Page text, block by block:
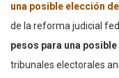
una posible elección
de la reforma judicial
pesos para una
tribunales electorales